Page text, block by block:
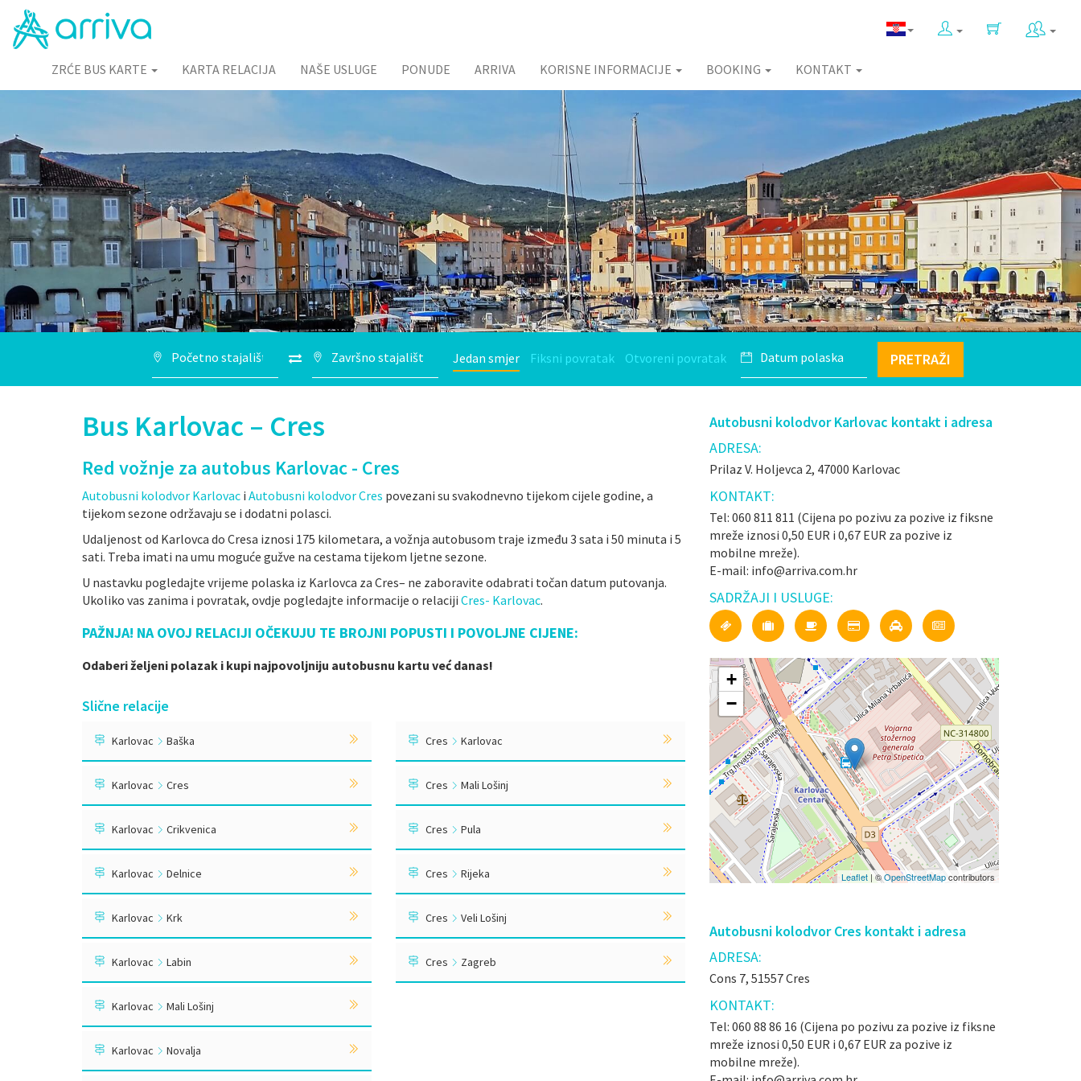
ZRĆE BUS KARTE KARTA RELACIJA NAŠE USLUGE PONUDE ARRIVA KORISNE INFORMACIJE BOOKING KONTAKT
Jedan smjer Fiksni povratak Otvoreni povratak PRETRAŽI
Bus Karlovac – Cres
Red vožnje za autobus Karlovac - Cres
Autobusni kolodvor Karlovac i Autobusni kolodvor Cres povezani su svakodnevno tijekom cijele godine, a
tijekom sezone održavaju se i dodatni polasci.
Udaljenost od Karlovca do Cresa iznosi 175 kilometara, a vožnja autobusom traje između 3 sata i 50 minuta i 5
sati. Treba imati na umu moguće gužve na cestama tijekom ljetne sezone.
U nastavku pogledajte vrijeme polaska iz Karlovca za Cres– ne zaboravite odabrati točan datum putovanja.
Ukoliko vas zanima i povratak, ovdje pogledajte informacije o relaciji Cres- Karlovac.
PAŽNJA! NA OVOJ RELACIJI OČEKUJU TE BROJNI POPUSTI I POVOLJNE CIJENE:
Odaberi željeni polazak i kupi najpovoljniju autobusnu kartu već danas!
Slične relacije
Karlovac Baška
Karlovac Cres
Karlovac Crikvenica
Karlovac Delnice
Karlovac Krk
Karlovac Labin
Karlovac Mali Lošinj
Karlovac Novalja
Cres Karlovac
Cres Mali Lošinj
Cres Pula
Cres Rijeka
Cres Veli Lošinj
Cres Zagreb
Autobusni kolodvor Karlovac kontakt i adresa
ADRESA:
Prilaz V. Holjevca 2, 47000 Karlovac
KONTAKT:
Tel: 060 811 811 (Cijena po pozivu za pozive iz fiksne
mreže iznosi 0,50 EUR i 0,67 EUR za pozive iz
mobilne mreže).
E-mail: info@arriva.com.hr
SADRŽAJI I USLUGE:
+
−
Leaflet | ©OpenStreetMapcontributors
Autobusni kolodvor Cres kontakt i adresa
ADRESA:
Cons 7, 51557 Cres
KONTAKT:
Tel: 060 88 86 16 (Cijena po pozivu za pozive iz fiksne
mreže iznosi 0,50 EUR i 0,67 EUR za pozive iz
mobilne mreže).